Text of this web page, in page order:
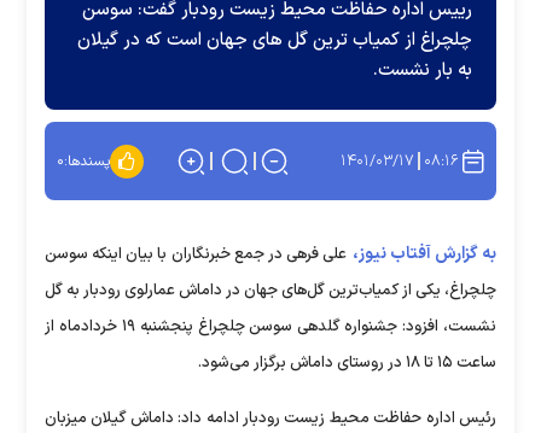
رییس اداره حفاظت محیط زیست رودبار گفت: سوسن
چلچراغ از کمیاب ترین گل های جهان است که در گیلان
به بار نشست.
۰۸:۱۶ ۱۴۰۱/۰۳/۱۷ پسندها:۰
به گزارش آفتاب نیوز، علی فرهی در جمع خبرنگاران با بیان اینکه سوسن
چلچراغ، یکی از کمیاب‌ترین گل‌های جهان در داماش عمارلوی رودبار به گل
نشست، افزود: جشنواره گلدهی سوسن چلچراغ پنجشنبه ۱۹ خردادماه از
ساعت ۱۵ تا ۱۸ در روستای داماش برگزار می‌شود.
رئیس اداره حفاظت محیط زیست رودبار ادامه داد: داماش گیلان میزبان